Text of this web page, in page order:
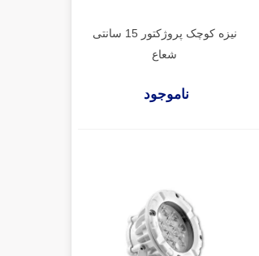
نیزه کوچک پروژکتور 15 سانتی
شعاع
ناموجود